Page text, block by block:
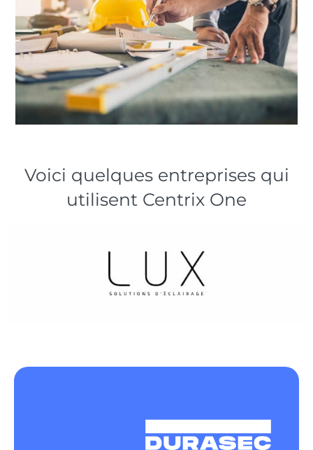
Voici quelques entreprises qui
utilisent Centrix One​​